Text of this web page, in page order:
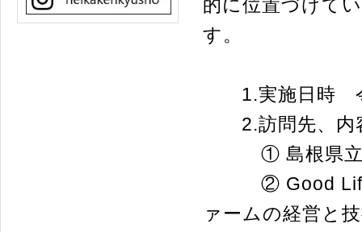
的に位置づけて
す。
1.実施日時 令
2.訪問先、内
① 島根県立ふ
② Good Life
ァームの経営と